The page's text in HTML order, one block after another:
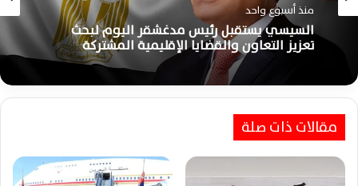
منذ أسبوع واحد
السيسي يستقبل رئيس مدغشقر اليوم لبحث
تعزيز التعاون والقضايا الإقليمية المشتركة
مقالات ذات صلة